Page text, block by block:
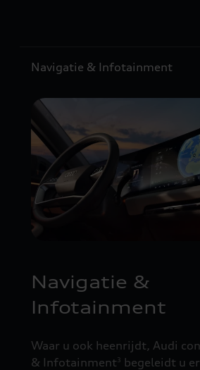
Navigatie & Infotainment
Navigatie &
Infotainment
Waar u ook heenrijdt, Audi
& Infotainment3
begeleidt u